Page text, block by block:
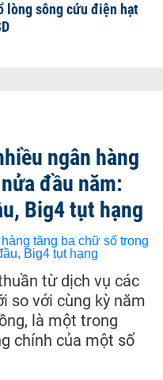
lòng sông cứu điện hạt
ngân hàng
đầu năm:
Big4 tụt hạng
từ dịch vụ các
so với cùng kỳ năm
là một trong
chính của một số